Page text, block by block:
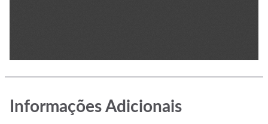
Informações Adicionais